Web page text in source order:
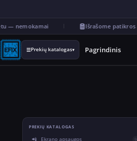
nemokamai Išrašome patikros
☰Prekių katalogas▾ Pagrindinis
PREKIŲ KATALOGAS
📲 Ekrano apsaugos